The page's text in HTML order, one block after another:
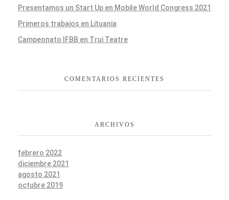
Presentamos un Start Up en Mobile World Congress 2021
Primeros trabajos en Lituania
Campeonato IFBB en Trui Teatre
COMENTARIOS RECIENTES
ARCHIVOS
febrero 2022
diciembre 2021
agosto 2021
octubre 2019